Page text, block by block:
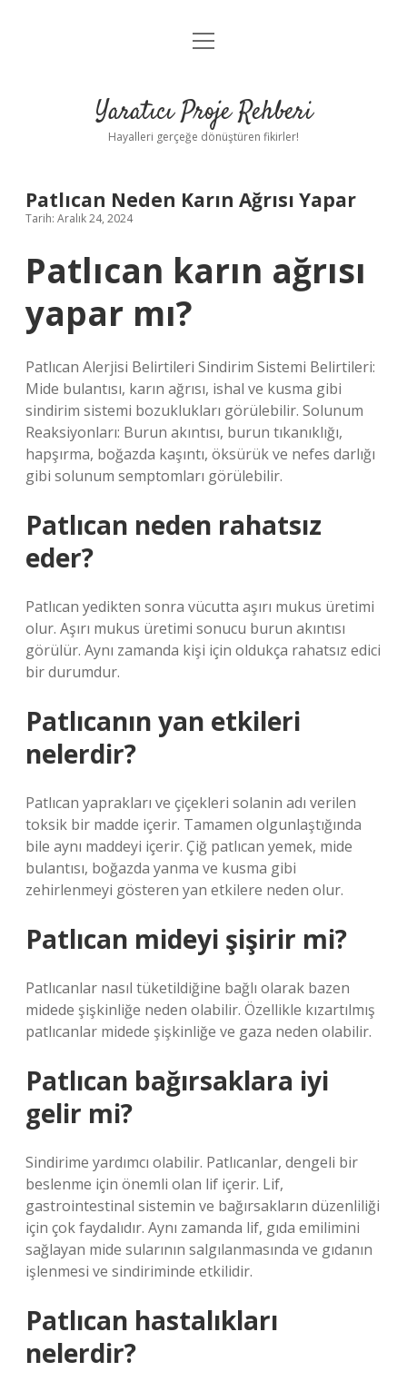
Anasayfa
Yasal Uyarı
menüyü
Yaratıcı Proje Rehberi
Hayalleri gerçeğe dönüştüren fikirler!
Patlıcan Neden Karın Ağrısı Yapar
Tarih: Aralık 24, 2024
Patlıcan karın ağrısı
yapar mı?
Patlıcan Alerjisi Belirtileri Sindirim Sistemi Belirtileri:
Mide bulantısı, karın ağrısı, ishal ve kusma gibi
sindirim sistemi bozuklukları görülebilir. Solunum
Reaksiyonları: Burun akıntısı, burun tıkanıklığı,
hapşırma, boğazda kaşıntı, öksürük ve nefes darlığı
gibi solunum semptomları görülebilir.
Patlıcan neden rahatsız
eder?
Patlıcan yedikten sonra vücutta aşırı mukus üretimi
olur. Aşırı mukus üretimi sonucu burun akıntısı
görülür. Aynı zamanda kişi için oldukça rahatsız edici
bir durumdur.
Patlıcanın yan etkileri
nelerdir?
Patlıcan yaprakları ve çiçekleri solanin adı verilen
toksik bir madde içerir. Tamamen olgunlaştığında
bile aynı maddeyi içerir. Çiğ patlıcan yemek, mide
bulantısı, boğazda yanma ve kusma gibi
zehirlenmeyi gösteren yan etkilere neden olur.
Patlıcan mideyi şişirir mi?
Patlıcanlar nasıl tüketildiğine bağlı olarak bazen
midede şişkinliğe neden olabilir. Özellikle kızartılmış
patlıcanlar midede şişkinliğe ve gaza neden olabilir.
Patlıcan bağırsaklara iyi
gelir mi?
Sindirime yardımcı olabilir. Patlıcanlar, dengeli bir
beslenme için önemli olan lif içerir. Lif,
gastrointestinal sistemin ve bağırsakların düzenliliği
için çok faydalıdır. Aynı zamanda lif, gıda emilimini
sağlayan mide sularının salgılanmasında ve gıdanın
işlenmesi ve sindiriminde etkilidir.
Patlıcan hastalıkları
nelerdir?